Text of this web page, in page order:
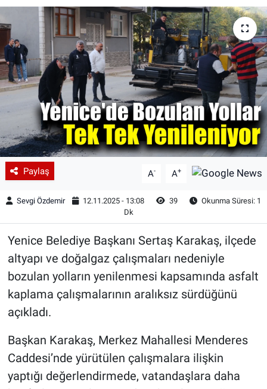
Paylaş A- A+
Sevgi Özdemir 12.11.2025 - 13:08 39
Okunma Süresi: 1
Dk
Yenice Belediye Başkanı Sertaş Karakaş, ilçede
altyapı ve doğalgaz çalışmaları nedeniyle
bozulan yolların yenilenmesi kapsamında asfalt
kaplama çalışmalarının aralıksız sürdüğünü
açıkladı.
Başkan Karakaş, Merkez Mahallesi Menderes
Caddesi’nde yürütülen çalışmalara ilişkin
yaptığı değerlendirmede, vatandaşlara daha